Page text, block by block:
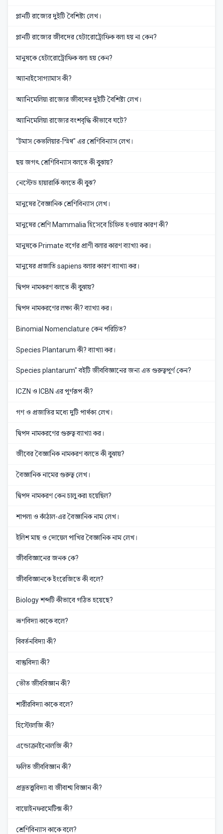
প্লানটি রাজ্যের দুইটি বৈশিষ্ট্য লেখ।
প্লানটি রাজ্যের জীবদের হেটারোট্রোফিক বলা হয় না কেন?
মানুষকে হেটারোট্রোফিক বলা হয় কেন?
অ্যানাইসোগ্যামাস কী?
অ্যানিমেলিয়া রাজ্যের জীবদের দুইটি বৈশিষ্ট্য লেখ।
অ্যানিমেলিয়া রাজ্যের বংশবৃদ্ধি কীভাবে ঘটে?
"টমাস কেভলিয়ার-স্মিথ" এর শ্রেণিবিন্যাস লেখ।
ছয় জগৎ শ্রেণিবিন্যাস বলতে কী বুঝায়?
নেস্টেড হায়ারার্কি বলতে কী বুঝ?
মানুষের বৈজ্ঞানিক শ্রেণিবিন্যাস লেখ।
মানুষের শ্রেণি Mammalia হিসেবে চিহ্নিত হওয়ার কারণ কী?
মানুষকে Primate বর্গের প্রাণী বলার কারণ ব্যাখ্যা কর।
মানুষের প্রজাতি sapiens বলার কারণ ব্যাখ্যা কর।
দ্বিপদ নামকরণ বলতে কী বুঝায়?
দ্বিপদ নামকরণের লক্ষ্য কী? ব্যাখ্যা কর।
Binomial Nomenclature কেন পরিচিত?
Species Plantarum কী? ব্যাখ্যা কর।
Species plantarum" বইটি জীববিজ্ঞানের জন্য এত গুরুত্বপূর্ণ কেন?
ICZN ও ICBN এর পূর্ণরূপ কী?
গণ ও প্রজাতির মধ্যে দুটি পার্থক্য লেখ।
দ্বিপদ নামকরণের গুরুত্ব ব্যাখ্যা কর।
জীবের বৈজ্ঞানিক নামকরণ বলতে কী বুঝায়?
বৈজ্ঞানিক নামের গুরুত্ব লেখ।
দ্বিপদ নামকরণ কেন চালু করা হয়েছিল?
শাপলা ও কাঁঠাল-এর বৈজ্ঞানিক নাম লেখ।
ইলিশ মাছ ও দোয়েল পাখির বৈজ্ঞানিক নাম লেখ।
জীববিজ্ঞানের জনক কে?
জীববিজ্ঞানকে ইংরেজিতে কী বলে?
Biology শব্দটি কীভাবে গঠিত হয়েছে?
ভ্রূণবিদ্যা কাকে বলে?
বিবর্তনবিদ্যা কী?
বাস্তুবিদ্যা কী?
ভৌত জীববিজ্ঞান কী?
শারীরবিদ্যা কাকে বলে?
হিস্টোলজি কী?
এন্ডোক্রাইনোলজি কী?
ফলিত জীববিজ্ঞান কী?
প্রত্নতত্ত্ববিদ্যা বা জীবাশ্ম বিজ্ঞান কী?
বায়োইনফরমেটিক্স কী?
শ্রেণিবিন্যাস কাকে বলে?